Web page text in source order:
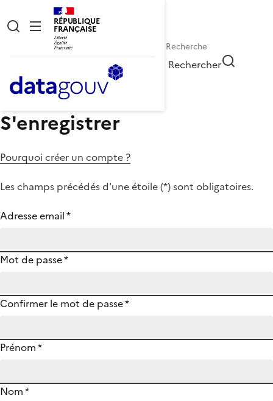
RÉPUBLIQUE
FRANÇAISE
Rechercher
S'enregistrer
Pourquoi créer un compte ?
Les champs précédés d'une étoile (*) sont obligatoires.
Adresse email*
Mot de passe*
Confirmer le mot de passe*
Prénom*
Nom*